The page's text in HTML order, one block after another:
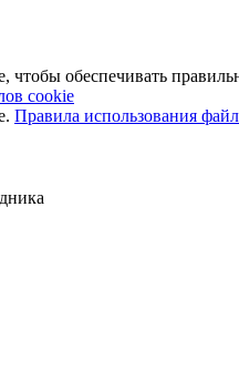
обеспечивать
cookie
Правила использования